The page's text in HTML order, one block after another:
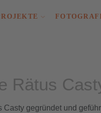
Rätus
gegründet und